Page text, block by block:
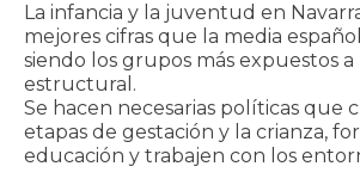
La infancia y la juventud en
mejores cifras que la media
siendo los grupos más expuestos
estructural.
Se hacen necesarias políticas que
etapas de gestación y la crianza,
educación y trabajen con los